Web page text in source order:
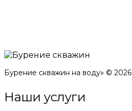
Бурение скважин на воду» © 2026
Наши услуги